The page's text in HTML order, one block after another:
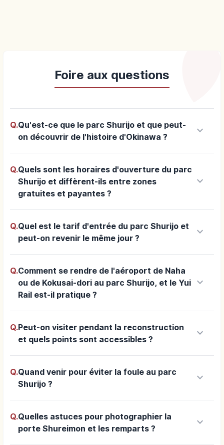
Foire aux questions
Q.Qu'est-ce que le parc Shurijo et que peut-
on découvrir de l'histoire d'Okinawa ?
keyboard_arrow_down
Q.Quels sont les horaires d'ouverture du parc
Shurijo et diffèrent-ils entre zones
gratuites et payantes ?
keyboard_arrow_down
Q.Quel est le tarif d'entrée du parc Shurijo et
peut-on revenir le même jour ?
keyboard_arrow_down
Q.Comment se rendre de l'aéroport de Naha
ou de Kokusai-dori au parc Shurijo, et le Yui
Rail est-il pratique ?
keyboard_arrow_down
Q.Peut-on visiter pendant la reconstruction
et quels points sont accessibles ?
keyboard_arrow_down
Q.Quand venir pour éviter la foule au parc
Shurijo ?
keyboard_arrow_down
Q.Quelles astuces pour photographier la
porte Shureimon et les remparts ?
keyboard_arrow_down